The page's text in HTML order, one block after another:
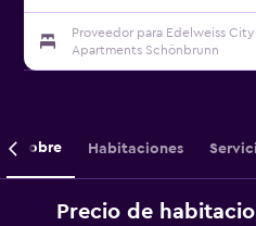
Proveedor para Edelweiss City
Apartments Schönbrunn
Sobre Habitaciones
Precio de